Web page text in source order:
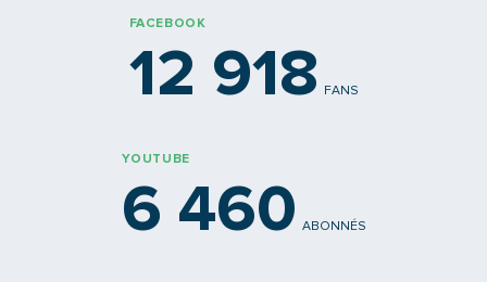
FACEBOOK
12 918 FANS
YOUTUBE
6 460 ABONNÉS